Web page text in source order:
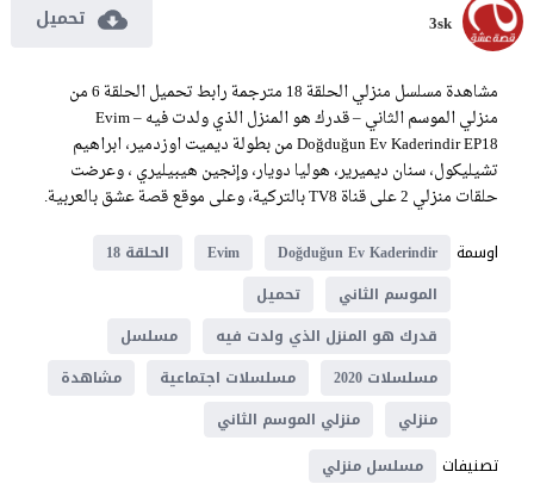
3sk تحميل
مشاهدة مسلسل منزلي الحلقة 18 مترجمة رابط تحميل الحلقة 6 من
منزلي الموسم الثاني – قدرك هو المنزل الذي ولدت فيه Evim –
Doğduğun Ev Kaderindir EP18 من بطولة ديميت اوزدمير، ابراهيم
تشيليكول، سنان ديميرير، هوليا دويار، وإنجين هيبيليري ، وعرضت
حلقات منزلي 2 على قناة TV8 بالتركية، وعلى موقع قصة عشق بالعربية.
اوسمة
Doğduğun Ev Kaderindir
Evim
الحلقة 18
الموسم الثاني
تحميل
قدرك هو المنزل الذي ولدت فيه
مسلسل
مسلسلات 2020
مسلسلات اجتماعية
مشاهدة
منزلي
منزلي الموسم الثاني
تصنيفات مسلسل منزلي